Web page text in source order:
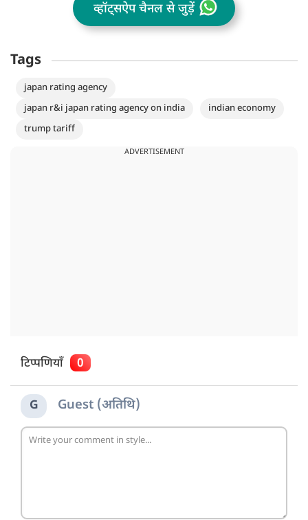
व्हॉट्सऐप चैनल से जुड़ें
Tags
japan rating agency
japan r&i japan rating agency on india
indian economy
trump tariff
ADVERTISEMENT
टिप्पणियाँ 0
G Guest (अतिथि)